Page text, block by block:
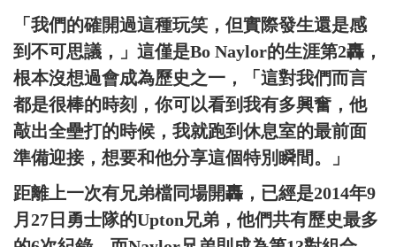
「我們的確開過這種玩笑，但實際發生還是感
到不可思議，」這僅是Bo Naylor的生涯第2轟，
根本沒想過會成為歷史之一，「這對我們而言
都是很棒的時刻，你可以看到我有多興奮，他
敲出全壘打的時候，我就跑到休息室的最前面
準備迎接，想要和他分享這個特別瞬間。」
距離上一次有兄弟檔同場開轟，已經是2014年9
月27日勇士隊的Upton兄弟，他們共有歷史最多